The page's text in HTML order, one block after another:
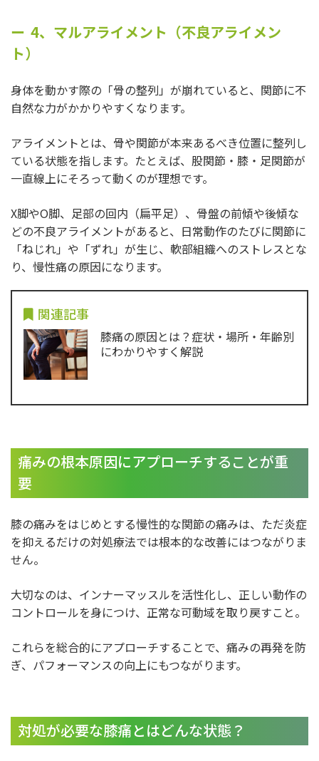
4、マルアライメント（不良アライメン
ト）
身体を動かす際の「骨の整列」が崩れていると、関節に不
自然な力がかかりやすくなります。
アライメントとは、骨や関節が本来あるべき位置に整列し
ている状態を指します。たとえば、股関節・膝・足関節が
一直線上にそろって動くのが理想です。
X脚やO脚、足部の回内（扁平足）、骨盤の前傾や後傾な
どの不良アライメントがあると、日常動作のたびに関節に
「ねじれ」や「ずれ」が生じ、軟部組織へのストレスとな
り、慢性痛の原因になります。
関連記事
膝痛の原因とは？症状・場所・年齢別
にわかりやすく解説
痛みの根本原因にアプローチすることが重
要
膝の痛みをはじめとする慢性的な関節の痛みは、ただ炎症
を抑えるだけの対処療法では根本的な改善にはつながりま
せん。
大切なのは、インナーマッスルを活性化し、正しい動作の
コントロールを身につけ、正常な可動域を取り戻すこと。
これらを総合的にアプローチすることで、痛みの再発を防
ぎ、パフォーマンスの向上にもつながります。
対処が必要な膝痛とはどんな状態？